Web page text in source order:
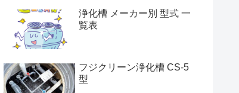
浄化槽 メーカー別 型式 一
覧表
フジクリーン浄化槽 CS-5
型